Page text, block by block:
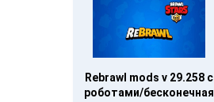
Rebrawl mods v 29.258 с
роботами/бесконечная